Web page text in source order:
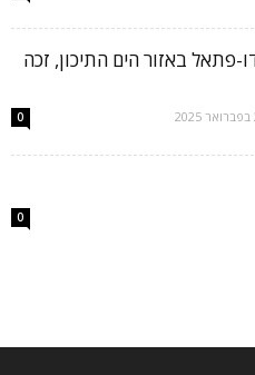
פתאל באזור הים התיכון, זכה
0
0